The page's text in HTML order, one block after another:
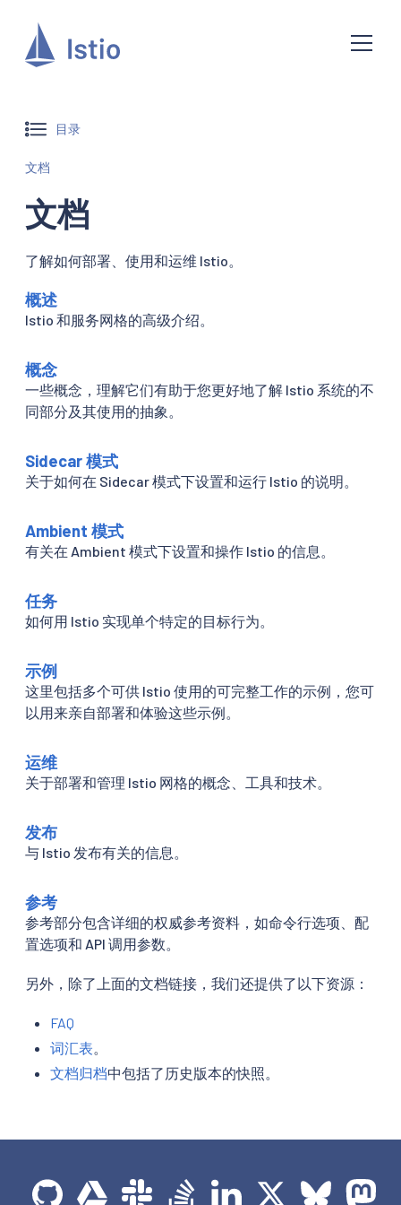
目录
文档
文档
了解如何部署、使用和运维 Istio。
概述
Istio 和服务网格的高级介绍。
概念
一些概念，理解它们有助于您更好地了解 Istio 系统的不
同部分及其使用的抽象。
Sidecar 模式
关于如何在 Sidecar 模式下设置和运行 Istio 的说明。
Ambient 模式
有关在 Ambient 模式下设置和操作 Istio 的信息。
任务
如何用 Istio 实现单个特定的目标行为。
示例
这里包括多个可供 Istio 使用的可完整工作的示例，您可
以用来亲自部署和体验这些示例。
运维
关于部署和管理 Istio 网格的概念、工具和技术。
发布
与 Istio 发布有关的信息。
参考
参考部分包含详细的权威参考资料，如命令行选项、配
置选项和 API 调用参数。
另外，除了上面的文档链接，我们还提供了以下资源：
FAQ
词汇表
文档归档中包括了历史版本的快照。